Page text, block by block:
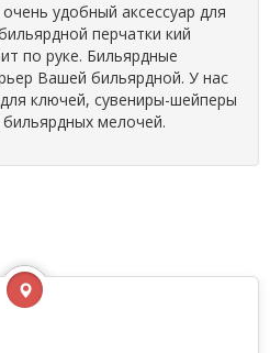
удобный аксессуар для
перчатки кий
по руке. Бильярдные
Вашей бильярдной. У нас
ключей, сувениры-шейперы
мелочей.